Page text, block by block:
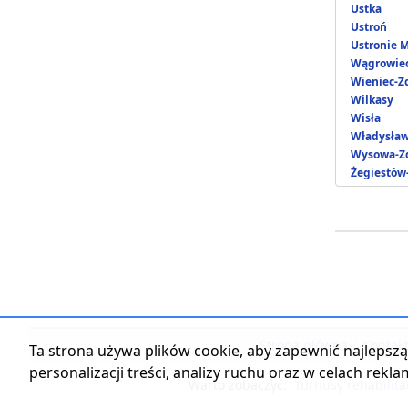
Ustka
Ustroń
Ustronie
Wieniec-
Wilkasy
Wisła
Wysowa-
Strona główna |
Warto zobaczyć: Turnusy
Ta strona używa plików cookie, aby zapewnić
personalizacji treści, analizy ruchu oraz w celach